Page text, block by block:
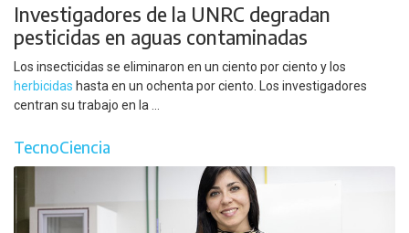
Investigadores de la UNRC degradan
pesticidas en aguas contaminadas
Los insecticidas se eliminaron en un ciento por ciento y los
herbicidas hasta en un ochenta por ciento. Los investigadores
centran su trabajo en la ...
TecnoCiencia